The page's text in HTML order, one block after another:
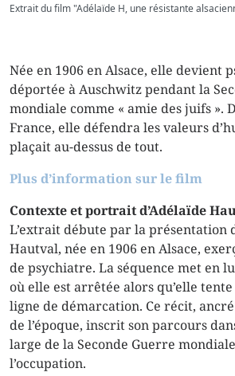
Extrait du film "Adélaïde H, une résistante
Née en 1906 en Alsace, elle devient
déportée à Auschwitz pendant la
mondiale comme « amie des juifs ».
France, elle défendra les valeurs
plaçait au-dessus de tout.
Plus d’information sur le film
Contexte et portrait d’Adélaïde
L’extrait débute par la présentation
Hautval, née en 1906 en Alsace,
de psychiatre. La séquence met en
où elle est arrêtée alors qu’elle
ligne de démarcation. Ce récit,
de l’époque, inscrit son parcours
large de la Seconde Guerre
l’occupation.